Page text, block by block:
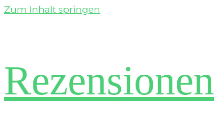
Zum Inhalt springen
Rezensionen